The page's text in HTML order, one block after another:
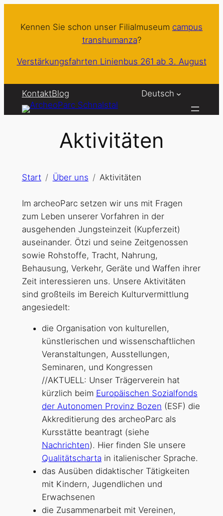
InhaltKennen Sie schon unser Filialmuseum campus
transhumanza?
Verstärkungsfahrten Linienbus 261 ab 3. August
KontaktBlog Deutsch
Aktivitäten
Start Über uns Aktivitäten
Im archeoParc setzen wir uns mit Fragen
zum Leben unserer Vorfahren in der
ausgehenden Jungsteinzeit (Kupferzeit)
auseinander. Ötzi und seine Zeitgenossen
sowie Rohstoffe, Tracht, Nahrung,
Behausung, Verkehr, Geräte und Waffen ihrer
Zeit interessieren uns. Unsere Aktivitäten
sind großteils im Bereich Kulturvermittlung
angesiedelt:
die Organisation von kulturellen,
künstlerischen und wissenschaftlichen
Veranstaltungen, Ausstellungen,
Seminaren, und Kongressen
//AKTUELL: Unser Trägerverein hat
kürzlich beim Europäischen Sozialfonds
der Autonomen Provinz Bozen (ESF) die
Akkreditierung des archeoParc als
Kursstätte beantragt (siehe
Nachrichten). Hier finden SIe unsere
Qualitätscharta in italienischer Sprache.
das Ausüben didaktischer Tätigkeiten
mit Kindern, Jugendlichen und
Erwachsenen
die Zusammenarbeit mit Vereinen,